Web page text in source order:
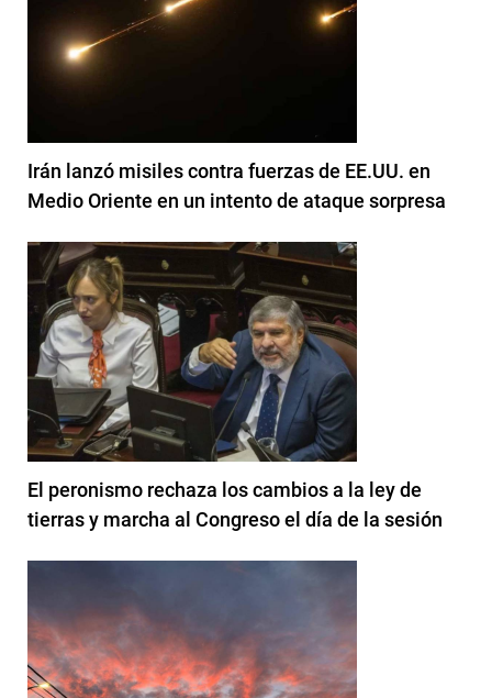
Irán lanzó misiles contra fuerzas de EE.UU. en
Medio Oriente en un intento de ataque sorpresa
El peronismo rechaza los cambios a la ley de
tierras y marcha al Congreso el día de la sesión